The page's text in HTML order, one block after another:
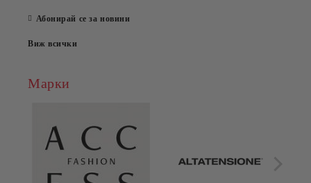
Абонирай се за новини
Виж всички
Марки